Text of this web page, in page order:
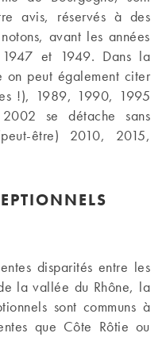
avis, réservés à des
avant les années
et 1949. Dans la
on peut également citer
!), 1989, 1990, 1995
se détache sans
être) 2010, 2015,
disparités entre les
la vallée du Rhône, la
sont communs à
que Côte Rôtie ou